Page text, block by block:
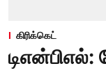
கிரிக்கெட்
டிஎன்பிஎல்: